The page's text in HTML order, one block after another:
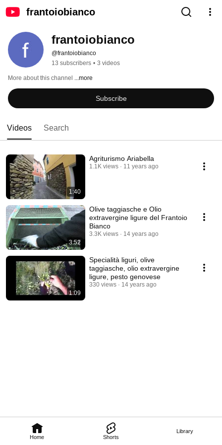
frantoiobianco
Home Shorts
Library
frantoiobianco
@frantoiobianco
13 subscribers • 3 videos
More about this channel ...more
Subscribe
Videos Search
1:40
Agriturismo Ariabella
1.1K views 11 years ago
3:52
Olive taggiasche e Olio
extravergine ligure del Frantoio
Bianco
3.3K views 14 years ago
1:09
Specialità liguri, olive
taggiasche, olio extravergine
ligure, pesto genovese
330 views 14 years ago